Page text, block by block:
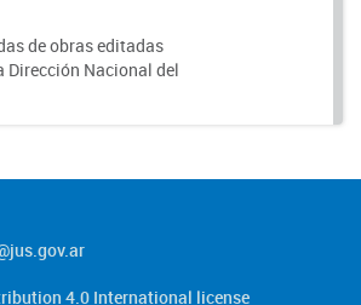
de obras editadas
Dirección Nacional del
4.0 International license